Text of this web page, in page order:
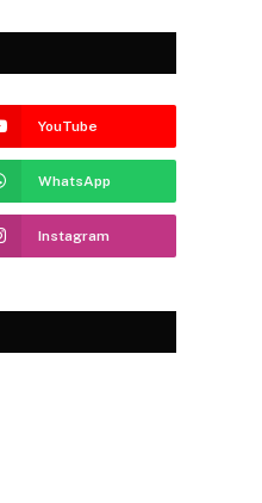
YouTube
WhatsApp
Instagram